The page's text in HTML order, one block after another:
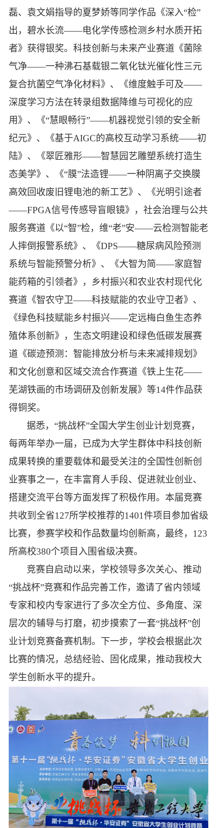
磊、袁文娟指导的夏梦娇等同学作品《深入“检”
出，碧水长流——电化学传感检测乡村水质开拓
者》获得银奖。科技创新与未来产业赛道《菌除
气净——一种沸石基载银二氧化钛光催化性三元
复合抗菌空气净化材料》、《维度触手可及——
深度学习方法在转录组数据降维与可视化的应
用》、《“慧眼畅行”——机器视觉引领的安全新
纪元》、《基于AIGC的高校互动学习系统——初
陆》、《翠匠雅形——智慧园艺雕塑系统打造生
态美学》、《“膜”法造锂——一种阴离子交换膜
高效回收废旧锂电池的新工艺》、《光明引途者
——FPGA信号传感导盲眼镜》， 社会治理与公共
服务赛道《以“智”检，维“老”安——云检测智能老
人摔倒报警系统》、《DPS——糖尿病风险预测
系统与智能预警分析》、《大智为简——家庭智
能药箱的引领者》，乡村振兴和农业农村现代化
赛道《智农守卫——科技赋能的农业守卫者》、
《绿色科技赋能乡村振兴——定远梅白鱼生态养
殖体系创新》，生态文明建设和绿色低碳发展赛
道《碳迹预测：智能排放分析与未来减排规划》
和文化创意和区域交流合作赛道《铁上生花——
芜湖铁画的市场调研及创新发展》等14件作品获
得铜奖。
据悉， “挑战杯”全国大学生创业计划竞赛，
每两年举办一届，已成为大学生群体中科技创新
成果转换的重要载体和最受关注的全国性创新创
业赛事之一，在丰富育人手段、促进就业创业、
搭建交流平台等方面发挥了积极作用。本届竞赛
共收到全省127所学校推荐的1401件项目参加省级
比赛，参赛学校和作品数量均创新高，最终，123
所高校380个项目入围省级决赛。
竞赛自启动以来，学校领导多次关心、推动
“挑战杯”竞赛和作品完善工作，邀请了省内领域
专家和校内专家进行了多次全方位、多角度、深
层次的辅导与打磨，初步摸索了一套“挑战杯”创
业计划竞赛备赛机制。下一步， 学校会根据此次
比赛的情况，总结经验、固化成果，推动我校大
学生创新水平的提升。